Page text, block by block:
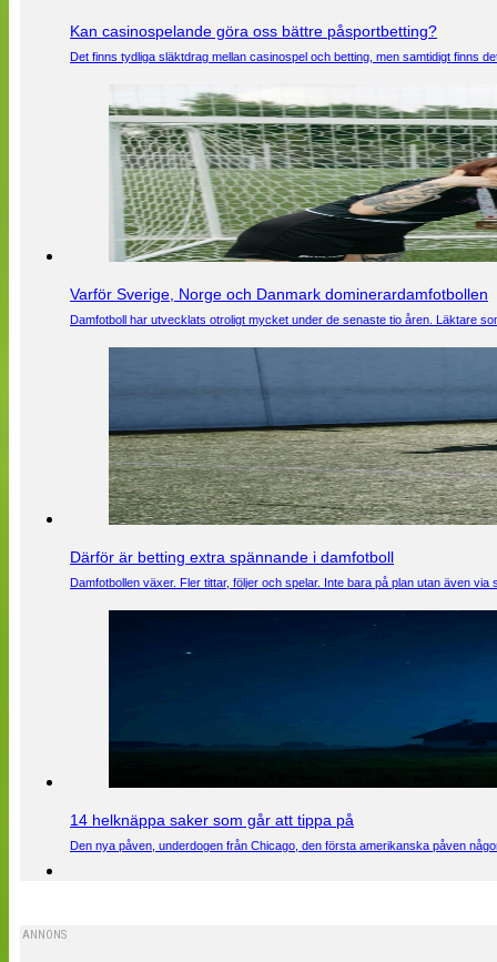
Kan casinospelande göra oss bättre påsportbetting?
Det finns tydliga släktdrag mellan casinospel och betting, men samtidigt finns
Varför Sverige, Norge och Danmark dominerardamfotbollen
Damfotboll har utvecklats otroligt mycket under de senaste tio åren. Läktare
Därför är betting extra spännande i damfotboll
Damfotbollen växer. Fler tittar, följer och spelar. Inte bara på plan utan även
14 helknäppa saker som går att tippa på
Den nya påven, underdogen från Chicago, den första amerikanska påven
ANNONS